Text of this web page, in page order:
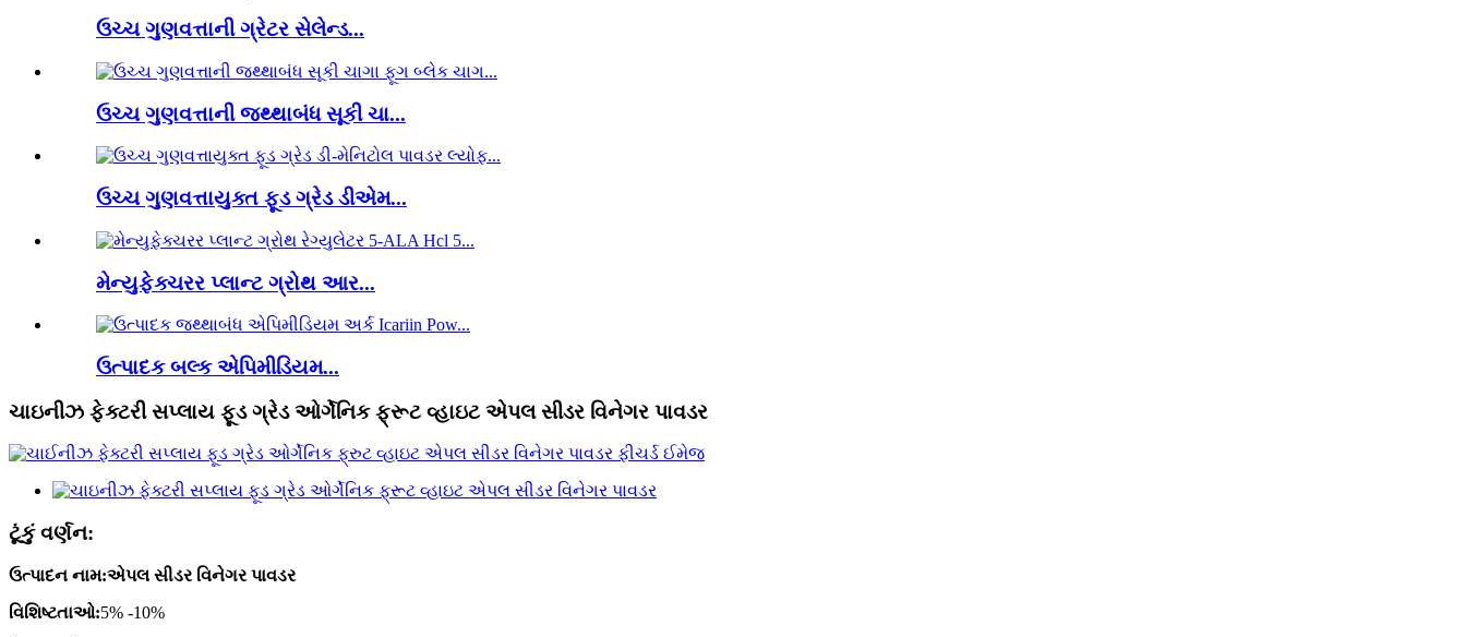
ઉચ્ચ ગુણવત્તાની ગ્રેટર સેલેન્ડ...
ઉચ્ચ ગુણવત્તાની જથ્થાબંધ સૂકી ચા...
ઉચ્ચ ગુણવત્તાયુક્ત ફૂડ ગ્રેડ ડીએમ...
મેન્યુફેક્ચરર પ્લાન્ટ ગ્રોથ આર...
ઉત્પાદક બલ્ક એપિમીડિયમ...
ચાઇનીઝ ફેક્ટરી સપ્લાય ફૂડ ગ્રેડ ઓર્ગેનિક ફ્રૂટ વ્હાઇટ એપલ સીડર વિનેગર પાવડર
ટૂંકું વર્ણન:
ઉત્પાદન નામ:એપલ સીડર વિનેગર પાવડર
વિશિષ્ટતાઓ:5% -10%